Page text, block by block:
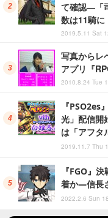
て確認―「
数は11騎に
2019.5.11 Sat
写真からレ
アプリ『
2010.8.24 Tue
『
光」配信開
は「アフタ
2019.11.7 Thu
『FGO』
着か―信長
2022.2.6 Sun